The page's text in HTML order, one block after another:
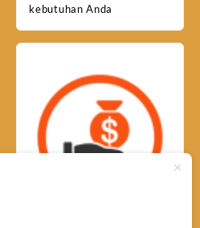
kebutuhan Anda